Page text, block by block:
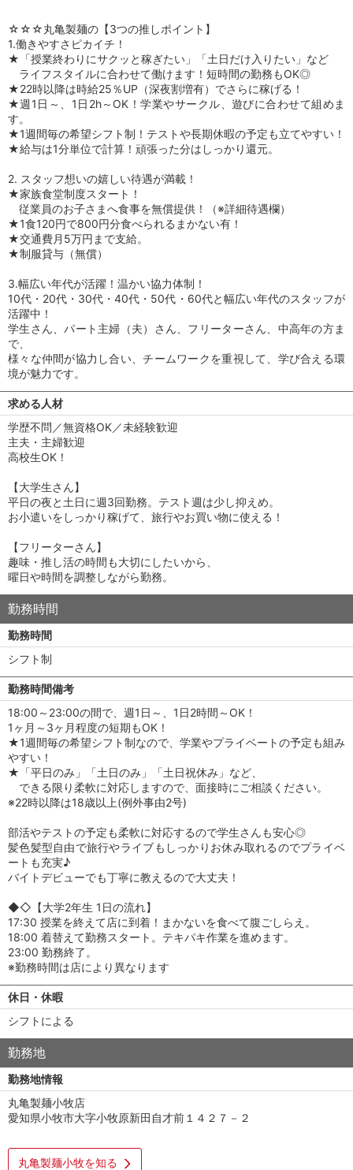
☆☆☆丸亀製麺の【3つの推しポイント】
1.働きやすさピカイチ！
★「授業終わりにサクッと稼ぎたい」「土日だけ入りたい」など
ライフスタイルに合わせて働けます！短時間の勤務もOK◎
★22時以降は時給25％UP（深夜割増有）でさらに稼げる！
★週1日～、1日2h～OK！学業やサークル、遊びに合わせて組めま
す。
★1週間毎の希望シフト制！テストや長期休暇の予定も立てやすい！
★給与は1分単位で計算！頑張った分はしっかり還元。
2. スタッフ想いの嬉しい待遇が満載！
★家族食堂制度スタート！
従業員のお子さまへ食事を無償提供！（※詳細待遇欄）
★1食120円で800円分食べられるまかない有！
★交通費月5万円まで支給。
★制服貸与（無償）
3.幅広い年代が活躍！温かい協力体制！
10代・20代・30代・40代・50代・60代と幅広い年代のスタッフが
活躍中！
学生さん、パート主婦（夫）さん、フリーターさん、中高年の方ま
で、
様々な仲間が協力し合い、チームワークを重視して、学び合える環
境が魅力です。
求める人材
学歴不問／無資格OK／未経験歓迎
主夫・主婦歓迎
高校生OK！
【大学生さん】
平日の夜と土日に週3回勤務。テスト週は少し抑えめ。
お小遣いをしっかり稼げて、旅行やお買い物に使える！
【フリーターさん】
趣味・推し活の時間も大切にしたいから、
曜日や時間を調整しながら勤務。
勤務時間
勤務時間
シフト制
勤務時間備考
18:00～23:00の間で、週1日～、1日2時間～OK！
1ヶ月～3ヶ月程度の短期もOK！
★1週間毎の希望シフト制なので、学業やプライベートの予定も組み
やすい！
★「平日のみ」「土日のみ」「土日祝休み」など、
できる限り柔軟に対応しますので、面接時にご相談ください。
※22時以降は18歳以上(例外事由2号)
部活やテストの予定も柔軟に対応するので学生さんも安心◎
髪色髪型自由で旅行やライブもしっかりお休み取れるのでプライベ
ートも充実♪
バイトデビューでも丁寧に教えるので大丈夫！
◆◇【大学2年生 1日の流れ】
17:30 授業を終えて店に到着！まかないを食べて腹ごしらえ。
18:00 着替えて勤務スタート。テキパキ作業を進めます。
23:00 勤務終了。
※勤務時間は店により異なります
休日・休暇
シフトによる
勤務地
勤務地情報
丸亀製麺小牧店
愛知県小牧市大字小牧原新田自才前１４２７－２
丸亀製麺小牧を知る